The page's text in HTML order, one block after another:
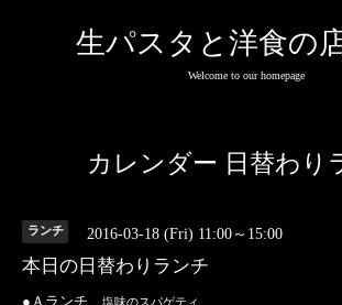
生パスタと洋食の
Welcome to our homepage
カレンダー 日替わり
ランチ 2016-03-18 (Fri) 11:00～15:00
本日の日替わりランチ
●Ａランチ 塩味のスパゲティ